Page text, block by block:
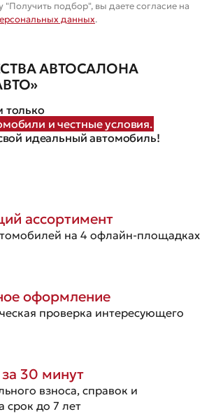
"Получить подбор", вы даете согласие на
данных.
АВТОСАЛОНА
только
и честные условия.
идеальный автомобиль!
ассортимент
на 4 офлайн-площадках
оформление
проверка интересующего
30 минут
взноса, справок и
срок до 7 лет